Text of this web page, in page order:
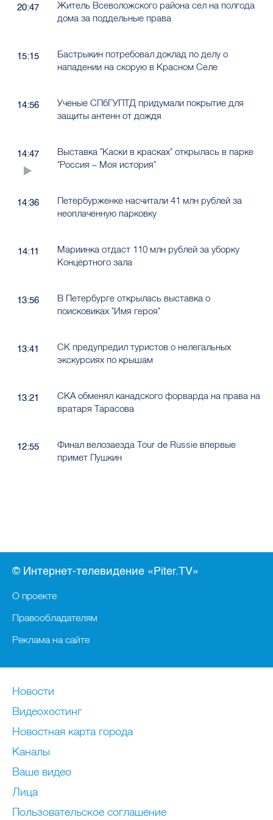
20:47
Житель Всеволожского района сел на полгода
дома за поддельные права
15:15
Бастрыкин потребовал доклад по делу о
нападении на скорую в Красном Селе
14:56
Ученые СПбГУПТД придумали покрытие для
защиты антенн от дождя
14:47
Выставка "Каски в красках" открылась в парке
"Россия – Моя история"
14:36
Петербурженке насчитали 41 млн рублей за
неоплаченную парковку
14:11
Мариинка отдаст 110 млн рублей за уборку
Концертного зала
13:56
В Петербурге открылась выставка о
поисковиках "Имя героя"
13:41
СК предупредил туристов о нелегальных
экскурсиях по крышам
13:21
СКА обменял канадского форварда на права на
вратаря Тарасова
12:55
Финал велозаезда Tour de Russie впервые
примет Пушкин
© Интернет-телевидение «Piter.TV»
О проекте
Правообладателям
Реклама на сайте
Новости
Видеохостинг
Новостная карта города
Каналы
Ваше видео
Лица
Пользовательское соглашение